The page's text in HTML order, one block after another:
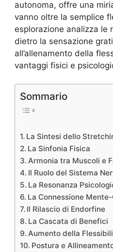
autonoma, offre una
vanno oltre la semplice
esplorazione analizza le
dietro la sensazione
all’allenamento della
vantaggi fisici e
Sommario
La Sintesi dello
La Sinfonia Fisica
Armonia tra Muscoli e
Il Ruolo del Sistema
La Resonanza
La Connessione
Il Rilascio di Endorfine
La Cascata di Benefici
Aumento della
Postura e